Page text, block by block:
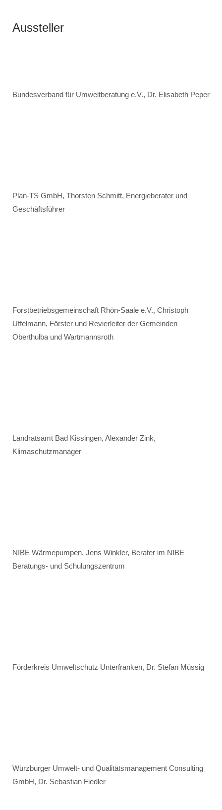
Aussteller
Bundesverband für Umweltberatung e.V., Dr. Elisabeth Peper
Plan-TS GmbH, Thorsten Schmitt, Energieberater und
Geschäftsführer
Forstbetriebsgemeinschaft Rhön-Saale e.V., Christoph
Uffelmann, Förster und Revierleiter der Gemeinden
Oberthulba und Wartmannsroth
Landratsamt Bad Kissingen, Alexander Zink,
Klimaschutzmanager
NIBE Wärmepumpen, Jens Winkler, Berater im NIBE
Beratungs- und Schulungszentrum
Förderkreis Umweltschutz Unterfranken, Dr. Stefan Müssig
Würzburger Umwelt- und Qualitätsmanagement Consulting
GmbH, Dr. Sebastian Fiedler